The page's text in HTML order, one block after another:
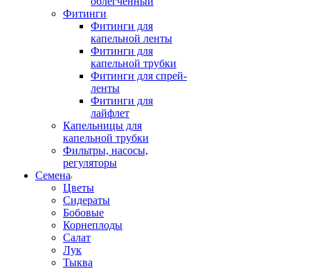
Фитинги
Фитинги для
капельной ленты
Фитинги для
капельной трубки
Фитинги для спрей-
ленты
Фитинги для
лайфлет
Капельницы для
капельной трубки
Фильтры, насосы,
регуляторы
Семена
Цветы
Сидераты
Бобовые
Корнеплоды
Салат
Лук
Тыква